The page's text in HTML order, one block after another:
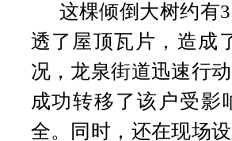
这棵倾倒大树约有
透了屋顶瓦片，造成
况，龙泉街道迅速行
成功转移了该户受影
全。同时，还在现场